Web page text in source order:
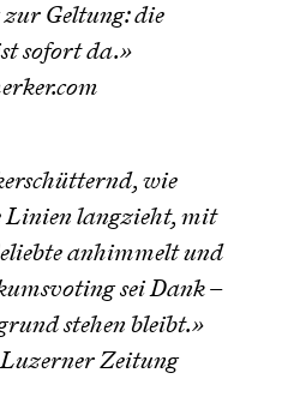
Geltung: die
sofort da.»
wie
Linien langzieht, mit
anhimmelt und
sei Dank –
stehen bleibt.»
Zeitung